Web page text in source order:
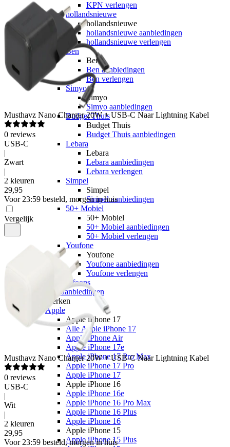
KPN verlengen
hollandsnieuwe
hollandsnieuwe
hollandsnieuwe aanbiedingen
hollandsnieuwe verlengen
Ben
Ben
Ben aanbiedingen
Ben verlengen
Simyo
Simyo
Simyo aanbiedingen
Budget Thuis
Budget Thuis
Budget Thuis aanbiedingen
Lebara
Lebara
Lebara aanbiedingen
Lebara verlengen
Simpel
Simpel
Simpel aanbiedingen
50+ Mobiel
50+ Mobiel
50+ Mobiel aanbiedingen
50+ Mobiel verlengen
Youfone
Youfone
Youfone aanbiedingen
Youfone verlengen
Alle telefoons
Alle aanbiedingen
Merken
Apple
Apple iPhone 17
Alle Apple iPhone 17
Apple iPhone Air
Apple iPhone 17e
Apple iPhone 17 Pro Max
Apple iPhone 17 Pro
Apple iPhone 17
Apple iPhone 16
Apple iPhone 16e
Apple iPhone 16 Pro Max
Apple iPhone 16 Plus
Apple iPhone 16
Apple iPhone 15
Apple iPhone 15 Plus
Musthavz Nano Charger 20W + USB-C Naar Lightning Kabel
0 reviews
USB-C
|
Zwart
|
2 kleuren
29,95
Voor 23:59 besteld, morgen in huis
Vergelijk
Musthavz Nano Charger 20W + USB-C Naar Lightning Kabel
0 reviews
USB-C
|
Wit
|
2 kleuren
29,95
Voor 23:59 besteld, morgen in huis